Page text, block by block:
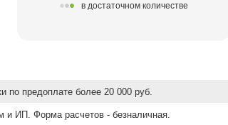
в достаточном количестве
по предоплате более 20 000 руб.
и ИП. Форма расчетов - безналичная.